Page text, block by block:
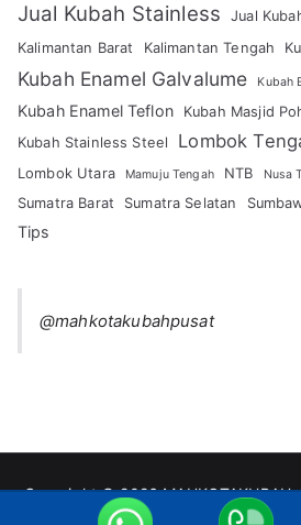
Jual Kubah Stainless
Jual
Kalimantan Barat
Kalimantan Tengah
Kubah Enamel Galvalume Kubah
Kubah Enamel Teflon
Kubah Masjid
Kubah Stainless Steel
Lombok
Lombok Utara Mamuju Tengah NTB Nusa
Sumatra Barat Sumatra Selatan
Tips
@mahkotakubahpusat
Copyright © 2026MAHKOTAKUBAH.
WordPress